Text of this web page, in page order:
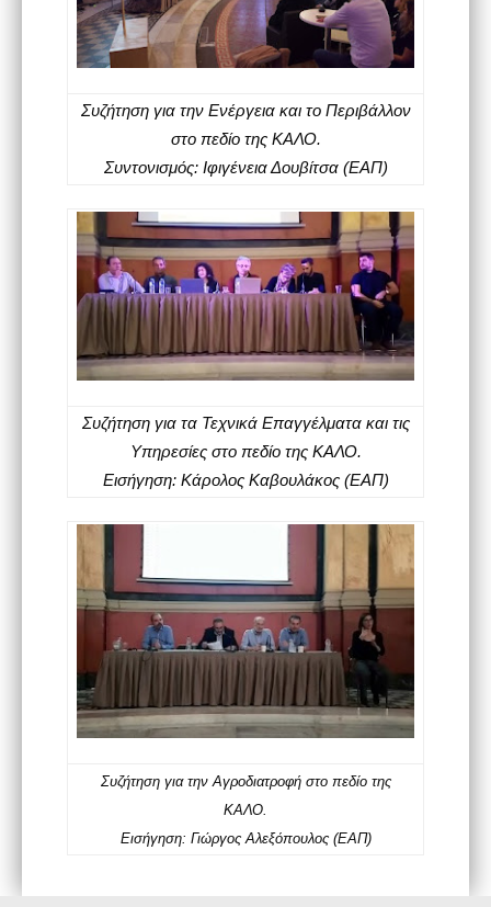
Συζήτηση για την Ενέργεια και το Περιβάλλον
στο πεδίο της ΚΑΛΟ.
Συντονισμός: Ιφιγένεια Δουβίτσα (ΕΑΠ)
Συζήτηση για τα Τεχνικά Επαγγέλματα και τις
Υπηρεσίες στο πεδίο της ΚΑΛΟ.
Εισήγηση: Κάρολος Καβουλάκος (ΕΑΠ)
Συζήτηση για την Αγροδιατροφή στο πεδίο της
ΚΑΛΟ.
Εισήγηση: Γιώργος Αλεξόπουλος (ΕΑΠ)